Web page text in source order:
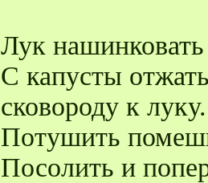
Лук
С капусты
сковороду к луку.
Потушить
Посолить и